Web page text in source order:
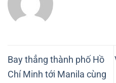
Bay thẳng thành phố Hồ
Chí Minh tới Manila cùng